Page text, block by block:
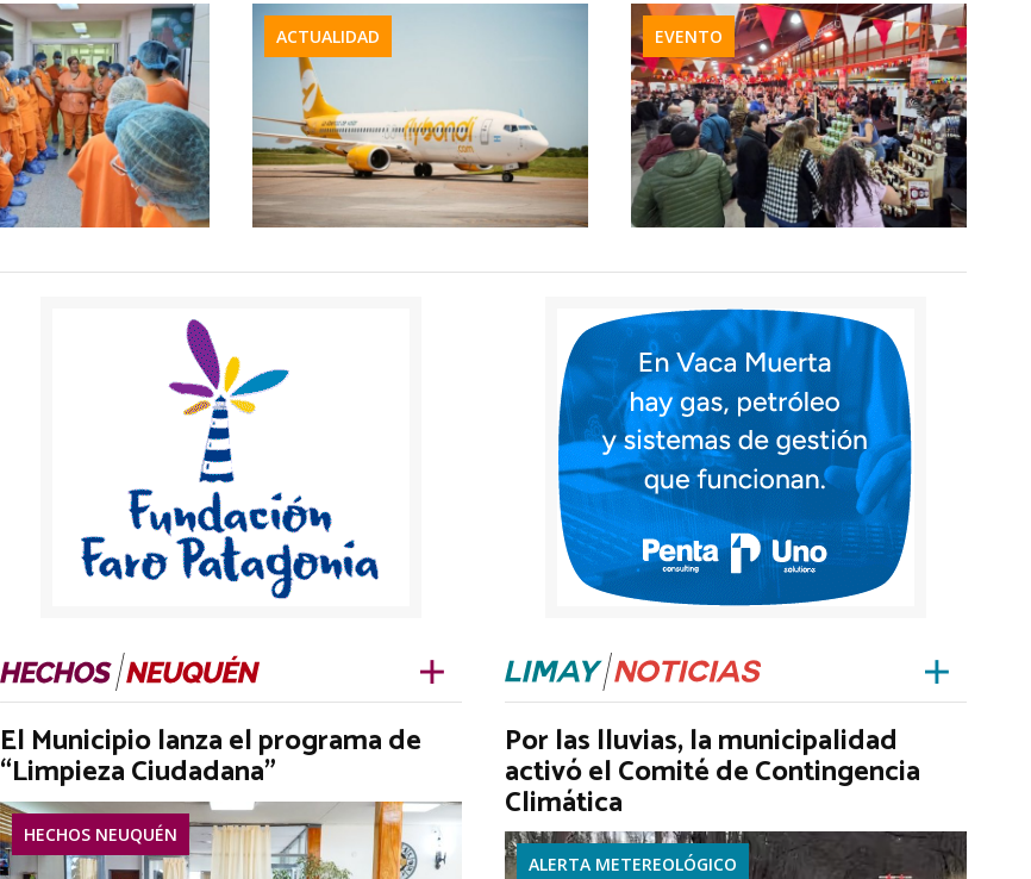
ACTUALIDAD EVENTO
El Municipio lanza el programa de
“Limpieza Ciudadana”
HECHOS NEUQUÉN
Por las lluvias, la municipalidad
activó el Comité de Contingencia
Climática
ALERTA METEREOLÓGICO